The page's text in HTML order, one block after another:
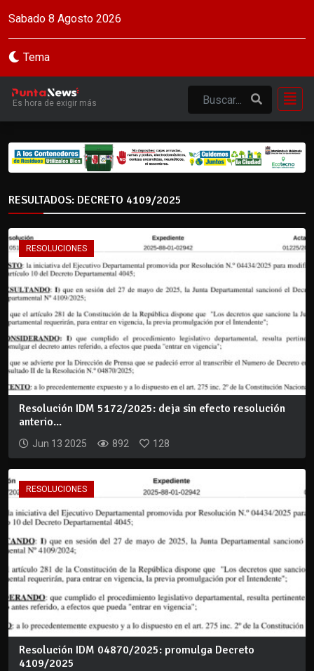
Sabado 8 Agosto 2026
Tema
Es hora de exigir más
RESULTADOS: DECRETO 4109/2025
RESOLUCIONES
Resolución IDM 5172/2025: deja sin efecto resolución
anterio...
Jun 13 2025 892 128
RESOLUCIONES
Resolución IDM 04870/2025: promulga Decreto
4109/2025